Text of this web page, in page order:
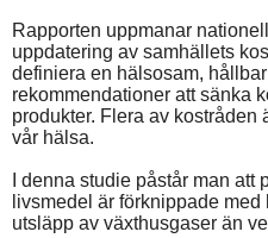
Rapporten uppmanar
uppdatering av samhällets
definiera en hälsosam,
rekommendationer att sänka
produkter. Flera av kostråden
vår hälsa.
I denna studie påstår man
livsmedel är förknippade med
utsläpp av växthusgaser än